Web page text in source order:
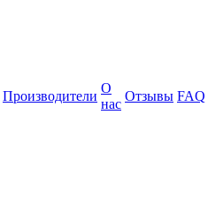
Производители
О
нас
Отзывы FAQ